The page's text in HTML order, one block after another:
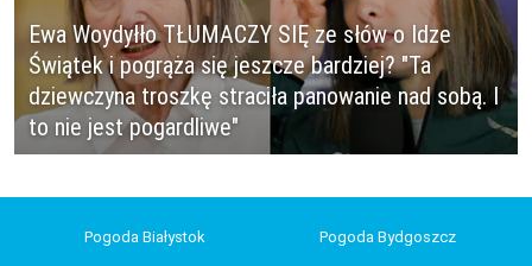
Ewa Woydyłło TŁUMACZY SIĘ ze słów o Idze
Świątek i pogrąża się jeszcze bardziej? "Ta
dziewczyna troszkę straciła panowanie nad sobą. I
to nie jest pogardliwe"
Pogoda Białystok Pogoda Bydgoszcz